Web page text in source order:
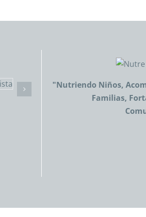
"Nutriendo Niños,
Familias,